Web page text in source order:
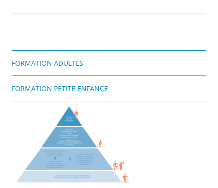
FORMATION ADULTES
FORMATION PETITE ENFANCE